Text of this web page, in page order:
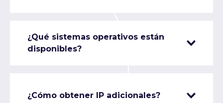
¿Qué sistemas operativos están
disponibles?
¿Cómo obtener IP adicionales?